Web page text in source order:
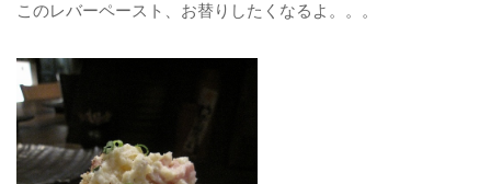
このレバーペースト、お替りしたくなるよ。。。